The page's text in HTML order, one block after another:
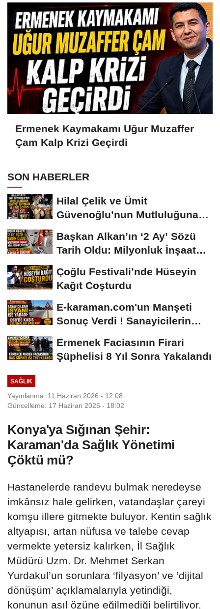
Ermenek Kaymakamı Uğur Muzaffer
Çam Kalp Krizi Geçirdi
SON HABERLER
Hilal Çelik ve Ümit
Güvenoğlu’nun Mutluluğuna
Başkan Alkan’ın ‘2 Ay’ Sözü
Tarih Oldu: Milyonluk İnşaat
Çoğlu Festivali’nde Hüseyin
Kağıt Coşturdu
E-karaman.com'un Manşeti
Sonuç Verdi ! Sanayicilerin
Ermenek Faciasının Firari
Şüphelisi 8 Yıl Sonra Yakalandı
SAĞLIK
Yayınlanma: 11 Haziran 2026 - 12:08
Güncelleme: 17 Haziran 2026 - 18:02
Konya'ya Sığınan Şehir:
Karaman'da Sağlık Yönetimi
Çöktü mü?
Hastanelerde randevu bulmak neredeyse
imkânsız hale gelirken, vatandaşlar çareyi
komşu illere gitmekte buluyor. Kentin sağlık
altyapısı, artan nüfusa ve talebe cevap
vermekte yetersiz kalırken, İl Sağlık
Müdürü Uzm. Dr. Mehmet Serkan
Yurdakul’un sorunlara ‘filyasyon’ ve ‘dijital
dönüşüm’ açıklamalarıyla yetindiği,
konunun asıl özüne eğilmediği belirtiliyor.